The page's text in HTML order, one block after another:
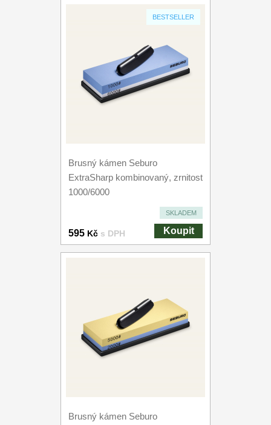
BESTSELLER
Brusný kámen Seburo
ExtraSharp kombinovaný, zrnitost
1000/6000
SKLADEM
595 Kč s DPH Koupit
Brusný kámen Seburo